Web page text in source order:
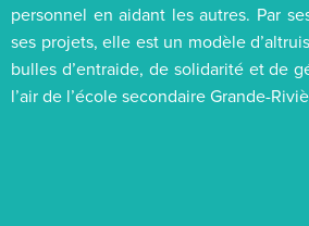
personnel en aidant les autres. Par
ses projets, elle est un modèle
bulles d’entraide, de solidarité et de
l’air de l’école secondaire Grande-